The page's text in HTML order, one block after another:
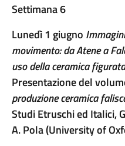
Settimana 6
Lunedì 1 giugno
movimento: da Atene a
uso della ceramica
Presentazione del
produzione ceramica
Studi Etruschi ed Italici,
A. Pola (University of